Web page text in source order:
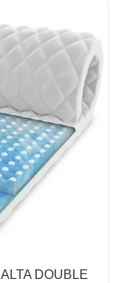
DOUBLE